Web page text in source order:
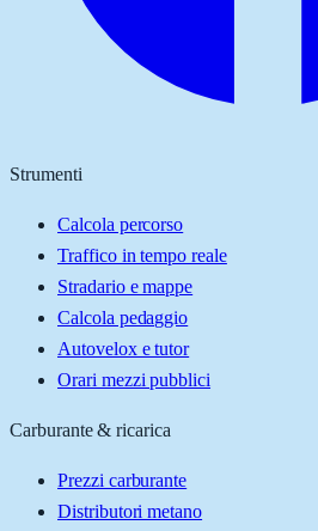
Strumenti
Calcola percorso
Traffico in tempo reale
Stradario e mappe
Calcola pedaggio
Autovelox e tutor
Orari mezzi pubblici
Carburante & ricarica
Prezzi carburante
Distributori metano